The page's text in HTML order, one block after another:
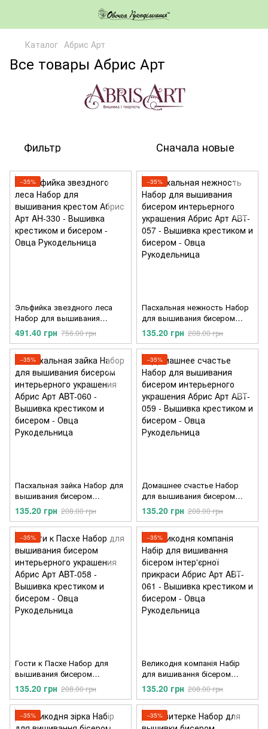
Каталог Абрис Арт
Все товары Абрис Арт
Фильтр Сначала новые
−35%
Эльфийка звездного леса
Набор для вышивания
крестом Абрис Арт AH-330
491.40 грн 756.00 грн
−35%
Пасхальная нежность Набор
для вышивания бисером
интерьерного украшения
Абрис Арт ABT-057
135.20 грн 208.00 грн
−35%
Пасхальная зайка Набор для
вышивания бисером
интерьерного украшения
Абрис Арт ABT-060
135.20 грн 208.00 грн
−35%
Домашнее счастье Набор
для вышивания бисером
интерьерного украшения
Абрис Арт ABT-059
135.20 грн 208.00 грн
−35%
Гости к Пасхе Набор для
вышивания бисером
интерьерного украшения
Абрис Арт ABT-058
135.20 грн 208.00 грн
−35%
Великодня компанія Набір
для вишивання бісером
інтер'єрної прикраси Абрис
Арт ABT-061
135.20 грн 208.00 грн
−35% −35%